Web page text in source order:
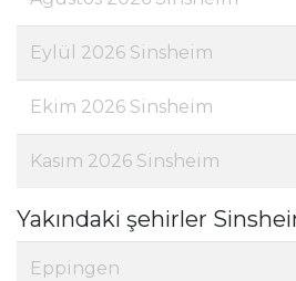
Eylül 2026 Sinsheim
Ekim 2026 Sinsheim
Kasım 2026 Sinsheim
Yakındaki şehirler
Eppingen